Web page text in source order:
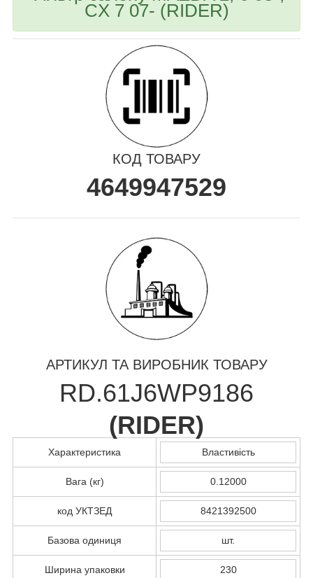
CX 7 07- (RIDER)
КОД ТОВАРУ
4649947529
АРТИКУЛ ТА ВИРОБНИК ТОВАРУ
RD.61J6WP9186
(RIDER)
Характеристика Властивість
Вага (кг) 0.12000
код УКТЗЕД 8421392500
Базова одиниця шт.
Ширина упаковки 230